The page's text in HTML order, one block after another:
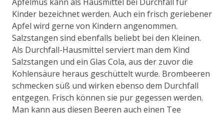
Kinder bezeichnet werden. Auch ein frisch geriebener
Apfel wird gerne von Kindern angenommen.
Salzstangen sind ebenfalls beliebt bei den Kleinen.
Als Durchfall-Hausmittel serviert man dem Kind
Salzstangen und ein Glas Cola, aus der zuvor die
Kohlensäure heraus geschüttelt wurde. Brombeeren
schmecken süß und wirken ebenso dem Durchfall
entgegen. Frisch können sie pur gegessen werden.
Man kann aus diesen Beeren auch einen Tee